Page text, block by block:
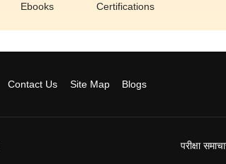
Ebooks Certifications
Contact Us Site Map Blogs
परीक्षा